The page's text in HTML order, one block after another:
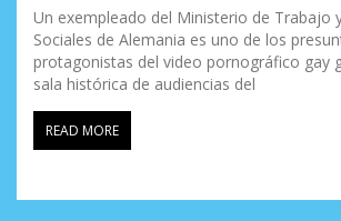
Un exempleado del Ministerio de Trabajo
Sociales de Alemania es uno de los
protagonistas del video pornográfico gay
sala histórica de audiencias del
READ MORE